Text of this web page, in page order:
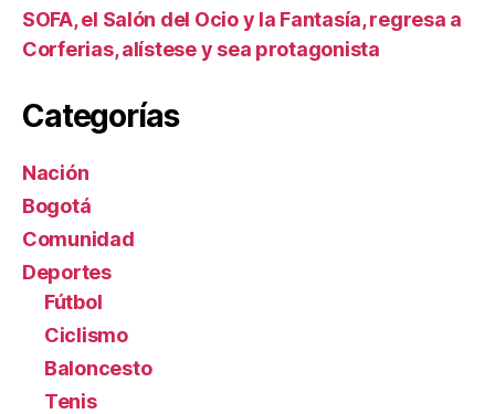
SOFA, el Salón del Ocio y la Fantasía, regresa a
Corferias, alístese y sea protagonista
Categorías
Nación
Bogotá
Comunidad
Deportes
Fútbol
Ciclismo
Baloncesto
Tenis